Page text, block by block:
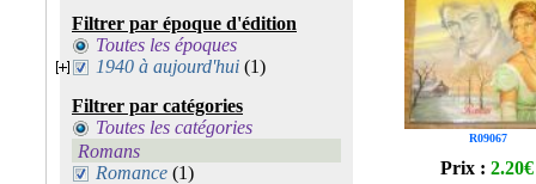
Filtrer par époque d'édition
Toutes les époques
1940 à aujourd'hui (1)
Filtrer par catégories
Toutes les catégories
Romans
Romance (1)
R09067
Prix : 2.20€